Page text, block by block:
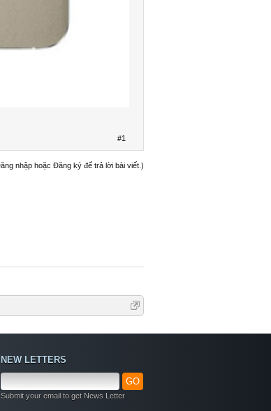
#1
nhập hoặc Đăng ký để trả lời bài viết.)
NEW LETTERS
GO
Submit your email to get News Letter